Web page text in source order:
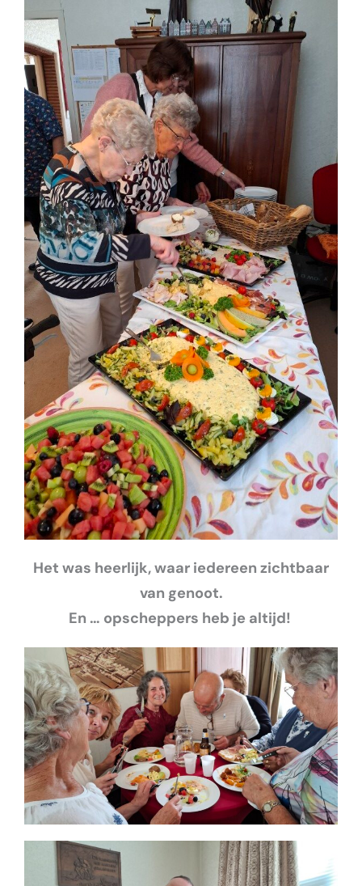
Het was heerlijk, waar iedereen zichtbaar
van genoot.
En … opscheppers heb je altijd!